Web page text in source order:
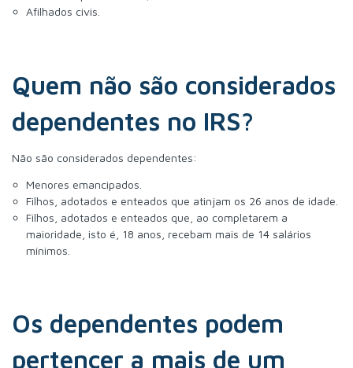
Afilhados civis.
Quem não são considerados
dependentes no IRS?
Não são considerados dependentes:
Menores emancipados.
Filhos, adotados e enteados que atinjam os 26 anos de idade.
Filhos, adotados e enteados que, ao completarem a
maioridade, isto é, 18 anos, recebam mais de 14 salários
mínimos.
Os dependentes podem
pertencer a mais de um